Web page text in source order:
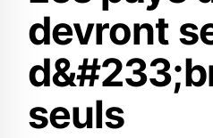
devront
seuls